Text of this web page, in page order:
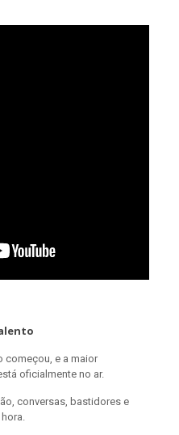
começou, e a maior
oficialmente no ar.
conversas, bastidores e